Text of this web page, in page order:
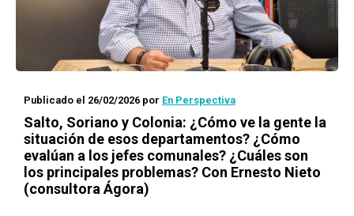
Publicado el 26/02/2026 por En Perspectiva
Salto, Soriano y Colonia: ¿Cómo ve la gente la
situación de esos departamentos? ¿Cómo
evalúan a los jefes comunales? ¿Cuáles son
los principales problemas? Con Ernesto Nieto
(consultora Ágora)